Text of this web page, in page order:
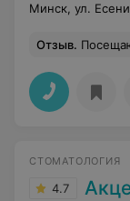
Минск, ул.
Отзыв. Посещаю второй раз.
СТОМАТОЛОГИЯ
4.7